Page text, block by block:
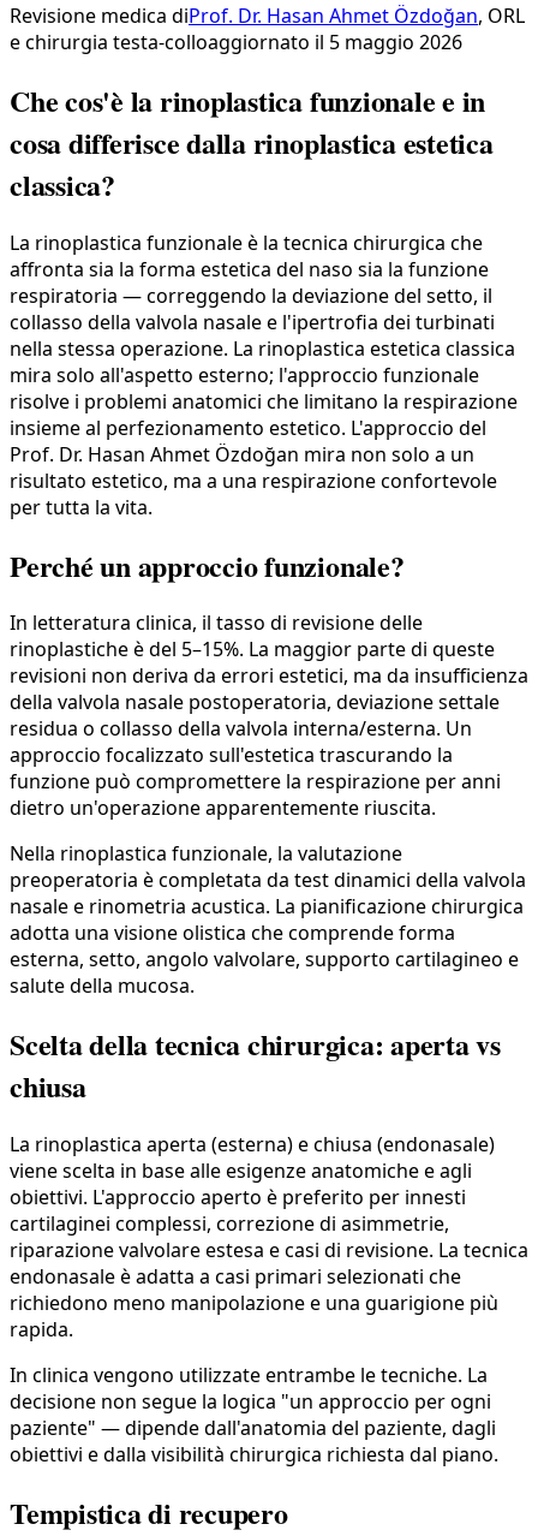
Revisione medica diProf. Dr. Hasan Ahmet Özdoğan, ORL
e chirurgia testa-colloaggiornato il 5 maggio 2026
Che cos'è la rinoplastica funzionale e in
cosa differisce dalla rinoplastica estetica
classica?
La rinoplastica funzionale è la tecnica chirurgica che
affronta sia la forma estetica del naso sia la funzione
respiratoria — correggendo la deviazione del setto, il
collasso della valvola nasale e l'ipertrofia dei turbinati
nella stessa operazione. La rinoplastica estetica classica
mira solo all'aspetto esterno; l'approccio funzionale
risolve i problemi anatomici che limitano la respirazione
insieme al perfezionamento estetico. L'approccio del
Prof. Dr. Hasan Ahmet Özdoğan mira non solo a un
risultato estetico, ma a una respirazione confortevole
per tutta la vita.
Perché un approccio funzionale?
In letteratura clinica, il tasso di revisione delle
rinoplastiche è del 5–15%. La maggior parte di queste
revisioni non deriva da errori estetici, ma da insufficienza
della valvola nasale postoperatoria, deviazione settale
residua o collasso della valvola interna/esterna. Un
approccio focalizzato sull'estetica trascurando la
funzione può compromettere la respirazione per anni
dietro un'operazione apparentemente riuscita.
Nella rinoplastica funzionale, la valutazione
preoperatoria è completata da test dinamici della valvola
nasale e rinometria acustica. La pianificazione chirurgica
adotta una visione olistica che comprende forma
esterna, setto, angolo valvolare, supporto cartilagineo e
salute della mucosa.
Scelta della tecnica chirurgica: aperta vs
chiusa
La rinoplastica aperta (esterna) e chiusa (endonasale)
viene scelta in base alle esigenze anatomiche e agli
obiettivi. L'approccio aperto è preferito per innesti
cartilaginei complessi, correzione di asimmetrie,
riparazione valvolare estesa e casi di revisione. La tecnica
endonasale è adatta a casi primari selezionati che
richiedono meno manipolazione e una guarigione più
rapida.
In clinica vengono utilizzate entrambe le tecniche. La
decisione non segue la logica "un approccio per ogni
paziente" — dipende dall'anatomia del paziente, dagli
obiettivi e dalla visibilità chirurgica richiesta dal piano.
Tempistica di recupero